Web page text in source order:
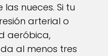
nueces. Si tu
arterial o
aeróbica,
al menos tres